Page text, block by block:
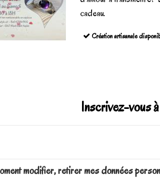
cadeau.
Création artisanale
Inscrivez-vous
modifier, retirer mes données